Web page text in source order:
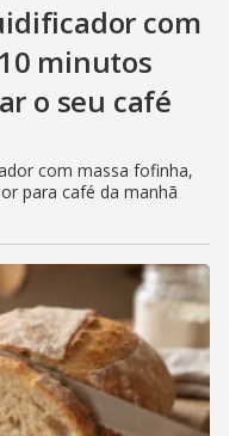
com
minutos
o seu café
com massa fofinha,
para café da manhã